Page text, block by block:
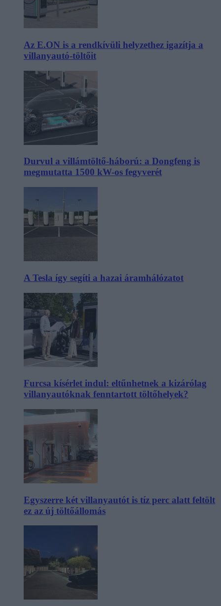
Az E.ON is a rendkívüli helyzethez igazítja a
villanyautó-töltőit
Durvul a villámtöltő-háború: a Dongfeng is
megmutatta 1500 kW-os fegyverét
A Tesla így segíti a hazai áramhálózatot
Furcsa kísérlet indul: eltűnhetnek a kizárólag
villanyautóknak fenntartott töltőhelyek?
Egyszerre két villanyautót is tíz perc alatt feltölt
ez az új töltőállomás